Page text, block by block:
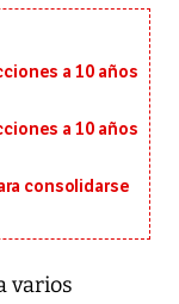
a 10 años
a 10 años
consolidarse
varios